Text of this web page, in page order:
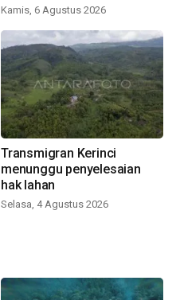
Kamis, 6 Agustus 2026
Transmigran Kerinci
menunggu penyelesaian
hak lahan
Selasa, 4 Agustus 2026